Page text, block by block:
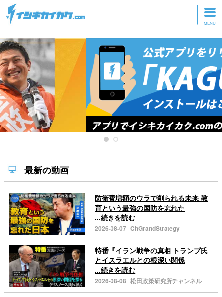
トップページ
動画を見る
記事を読む
セミナーに参加
研修・ツアーに参加
最新の動画
防衛費増額のウラで削られる未来 教
育という最強の国防を忘れた
...続きを読む
2026-08-07 ChGrandStrategy
特番『イラン戦争の真相 トランプ氏
とイスラエルとの根深い関係
...続きを読む
2026-08-08 松田政策研究所チャンネル